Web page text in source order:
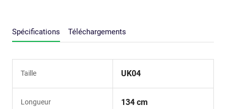
Spécifications Téléchargements
Taille UK04
Longueur 134 cm